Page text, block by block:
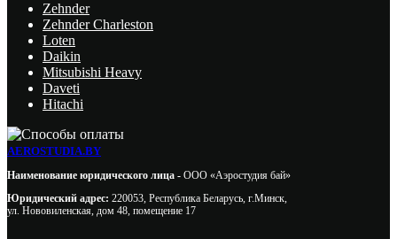
Zehnder
Zehnder Charleston
Loten
Daikin
Mitsubishi Heavy
Daveti
Hitachi
AEROSTUDIA.BY
Наименование юридического лица - ООО «Аэростудия бай»
Юридический адрес: 220053, Республика Беларусь, г.Минск,
ул. Нововиленская, дом 48, помещение 17